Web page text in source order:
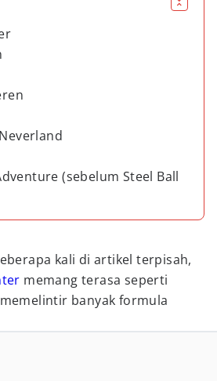
(sebelum Steel Ball
kali di artikel terpisah,
memang terasa seperti
banyak formula